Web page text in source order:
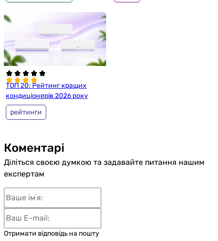
ТОП 20: Рейтинг кращих
кондиціонерів 2026 року
рейтинги
Коментарі
Діліться своєю думкою та задавайте питання нашим
експертам
Отримати відповідь на пошту